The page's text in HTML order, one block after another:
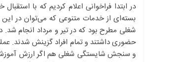
در ابتدا فراخوانی اعلام کردیم که با
بسته‌ای از خدمات متنوعی که می‌توان در
حضوری داشتند و تمام افراد گزینش شدند.
و سنجش شایستگی شغلی هم اگر ارزش آموزشی